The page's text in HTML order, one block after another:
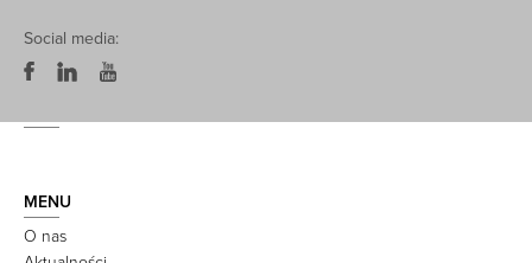
Social media:
MENU
O nas